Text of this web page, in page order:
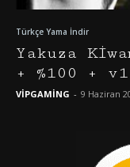
Türkçe Yama İndir
Yakuza
+ %100 +
VİPGAMİNG - 9 Haziran